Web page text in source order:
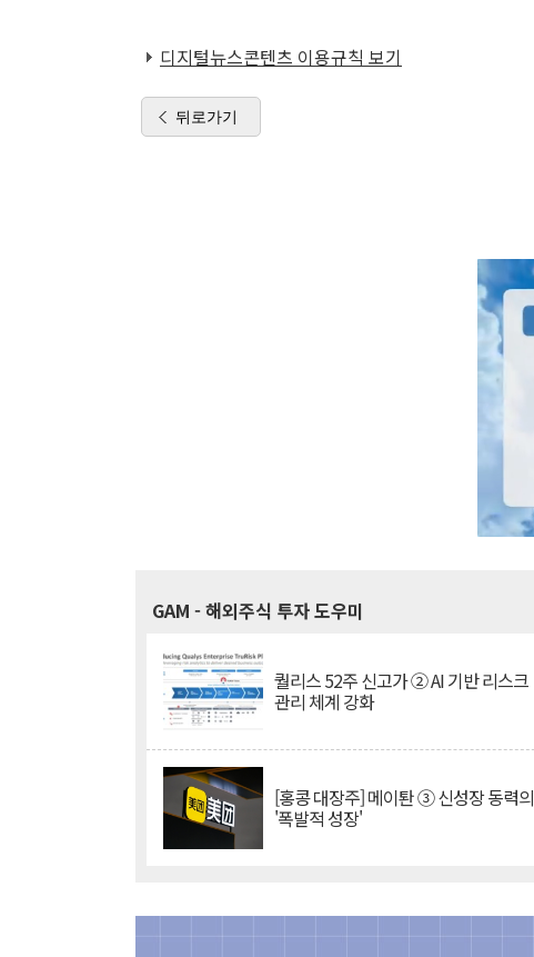
디지털뉴스콘텐츠 이용규칙 보기
뒤로가기
GAM - 해외주식 투자 도우미
퀄리스 52주 신고가 ② AI 기반 리스크
관리 체계 강화
[홍콩 대장주] 메이퇀 ③ 신성장 동력의
'폭발적 성장'